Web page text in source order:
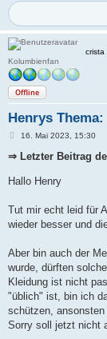
crista
Kolumbienfan
Offline
Henrys
B
a
16. Mai 2023, 15:30
⇒ Letzter Beitrag
Hallo Henry
Tut mir echt leid für
wieder besser und
Aber bin auch der
wurde, dürften
Kleidung ist nicht
"üblich" ist, bin ich
schützen,
Sorry soll jetzt nicht